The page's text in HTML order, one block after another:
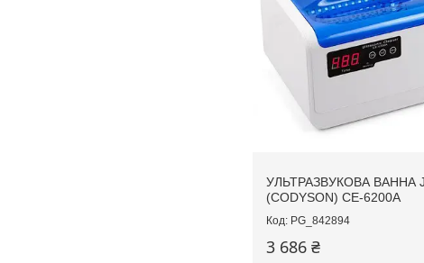
УЛЬТРАЗВУКОВА ВАННА
(CODYSON) CE-6200A
PG_842894
3 686 ₴